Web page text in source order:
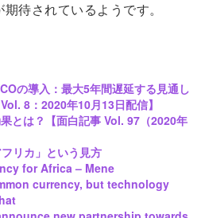
待されているようです。
の導入：最大5年間遅延する見通し
8：2020年10月13日配信】
とは？【面白記事 Vol. 97（2020年
リカ」という見方
for Africa – Mene
currency, but technology